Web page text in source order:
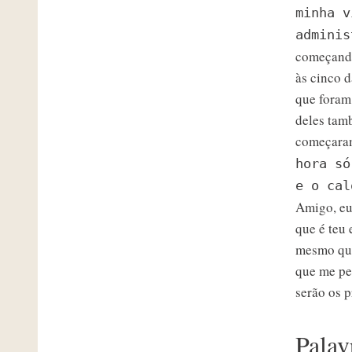
minha
às cinco
que
deles
hora
e o
Amigo,
que é teu
mesmo
que me
serão os